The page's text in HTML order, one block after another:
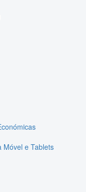
Móvel e Tablets